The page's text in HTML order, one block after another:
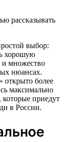
рассказывать
выбор:
хорошую
и множество
нюансах.
открыто более
максимально
которые приедут
в России.